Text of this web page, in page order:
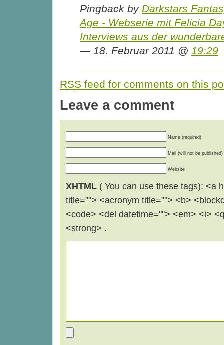
Pingback by Darkstars
Age - Webserie mit Felicia
Interviews aus der
— 18. Februar 2011 @ 19:29
RSS feed for comments on this
Leave a comment
Name (required)
Mail (will not be published)
Website
XHTML ( You can use these tags): <a
title=""> <acronym title=""> <b>
<code> <del datetime=""> <em> <i>
<strong> .